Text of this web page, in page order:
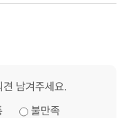
남겨주세요.
불만족